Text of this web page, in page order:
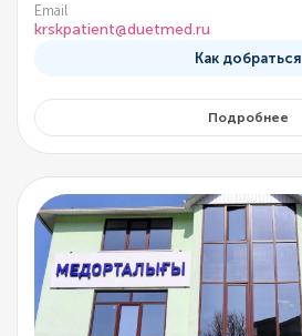
Email
krskpatient@duetmed.ru
Как добраться
Подробнее